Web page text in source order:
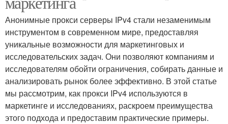
Анонимные прокси серверы IPv4 стали незаменимым
инструментом в современном мире, предоставляя
уникальные возможности для маркетинговых и
исследовательских задач. Они позволяют компаниям и
исследователям обойти ограничения, собирать данные и
анализировать рынок более эффективно. В этой статье
мы рассмотрим, как прокси IPv4 используются в
маркетинге и исследованиях, раскроем преимущества
этого подхода и предоставим практические примеры.